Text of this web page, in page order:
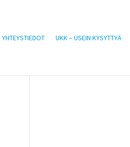
YHTEYSTIEDOT UKK – USEIN KYSYTTYÄ